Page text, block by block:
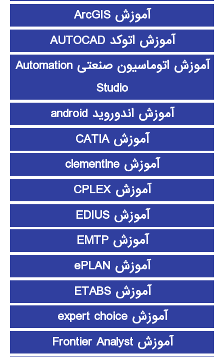
آموزش ArcGIS
آموزش اتوکد AUTOCAD
آموزش اتوماسیون صنعتی Automation
Studio
آموزش اندوروید android
آموزش CATIA
آموزش clementine
آموزش CPLEX
آموزش EDIUS
آموزش EMTP
آموزش ePLAN
آموزش ETABS
آموزش expert choice
آموزش Frontier Analyst